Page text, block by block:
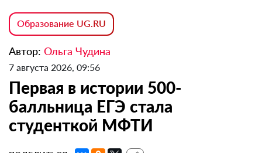
Образование UG.RU
Автор: Ольга Чудина
7 августа 2026, 09:56
Первая в истории 500-
балльница ЕГЭ стала
студенткой МФТИ